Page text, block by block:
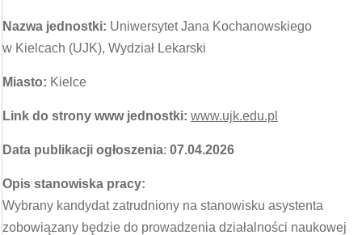
Nazwa jednostki: Uniwersytet Jana Kochanowskiego
w Kielcach (UJK), Wydział Lekarski
Miasto: Kielce
Link do strony www jednostki: www.ujk.edu.pl
Data publikacji ogłoszenia: 07.04.2026
Opis stanowiska pracy:
Wybrany kandydat zatrudniony na stanowisku asystenta
zobowiązany będzie do prowadzenia działalności naukowej